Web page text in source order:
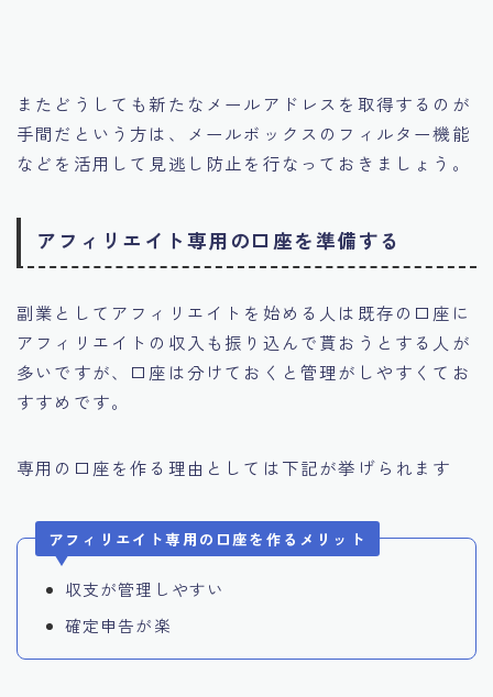
またどうしても新たなメールアドレスを取得するのが
手間だという方は、 メールボックスのフィルター機能
などを活用して見逃し防止を行なっておきましょう。
アフィリエイト専用の口座を準備する
副業としてアフィリエイトを始める人は既存の口座に
アフィリエイトの収入も振り込んで貰おうとする人が
多いですが、口座は分けておくと管理がしやすくてお
すすめです。
専用の口座を作る理由としては下記が挙げられます
アフィリエイト専用の口座を作るメリット
収支が管理しやすい
確定申告が楽